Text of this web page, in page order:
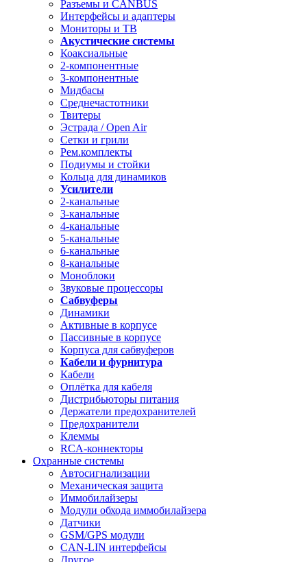
Разъемы и CANBUS
Интерфейсы и адаптеры
Мониторы и ТВ
Акустические системы
Коаксиальные
2-компонентные
3-компонентные
Мидбасы
Среднечастотники
Твитеры
Эстрада / Open Air
Сетки и грили
Рем.комплекты
Подиумы и стойки
Кольца для динамиков
Усилители
2-канальные
3-канальные
4-канальные
5-канальные
6-канальные
8-канальные
Моноблоки
Звуковые процессоры
Сабвуферы
Динамики
Активные в корпусе
Пассивные в корпусе
Корпуса для сабвуферов
Кабели и фурнитура
Кабели
Оплётка для кабеля
Дистрибьюторы питания
Держатели предохранителей
Предохранители
Клеммы
RCA-коннекторы
Охранные системы
Автосигнализации
Механическая защита
Иммобилайзеры
Модули обхода иммобилайзера
Датчики
GSM/GPS модули
CAN-LIN интерфейсы
Другое